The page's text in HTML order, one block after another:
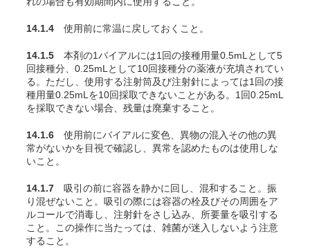
14.1.4 使用前に常温に戻しておくこと。
14.1.5 本剤の1バイアルには1回の接種用量0.5mLとして5
回接種分、0.25mLとして10回接種分の薬液が充填されてい
る。ただし、使用する注射筒及び注射針によっては1回の接
種用量0.25mLを10回採取できないことがある。1回0.25mL
を採取できない場合、残量は廃棄すること。
14.1.6 使用前にバイアルに変色、異物の混入その他の異
常がないかを目視で確認し、異常を認めたものは使用しな
いこと。
14.1.7 吸引の前に容器を静かに回し、混和すること。振
り混ぜないこと。吸引の際には容器の栓及びその周囲をア
ルコールで消毒し、注射針をさし込み、所要量を吸引する
こと。この操作に当たっては、雑菌が迷入しないよう注意
すること。